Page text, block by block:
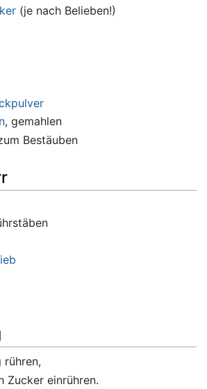
(je nach Belieben!)
, gemahlen
Bestäuben
rühren,
Zucker einrühren.